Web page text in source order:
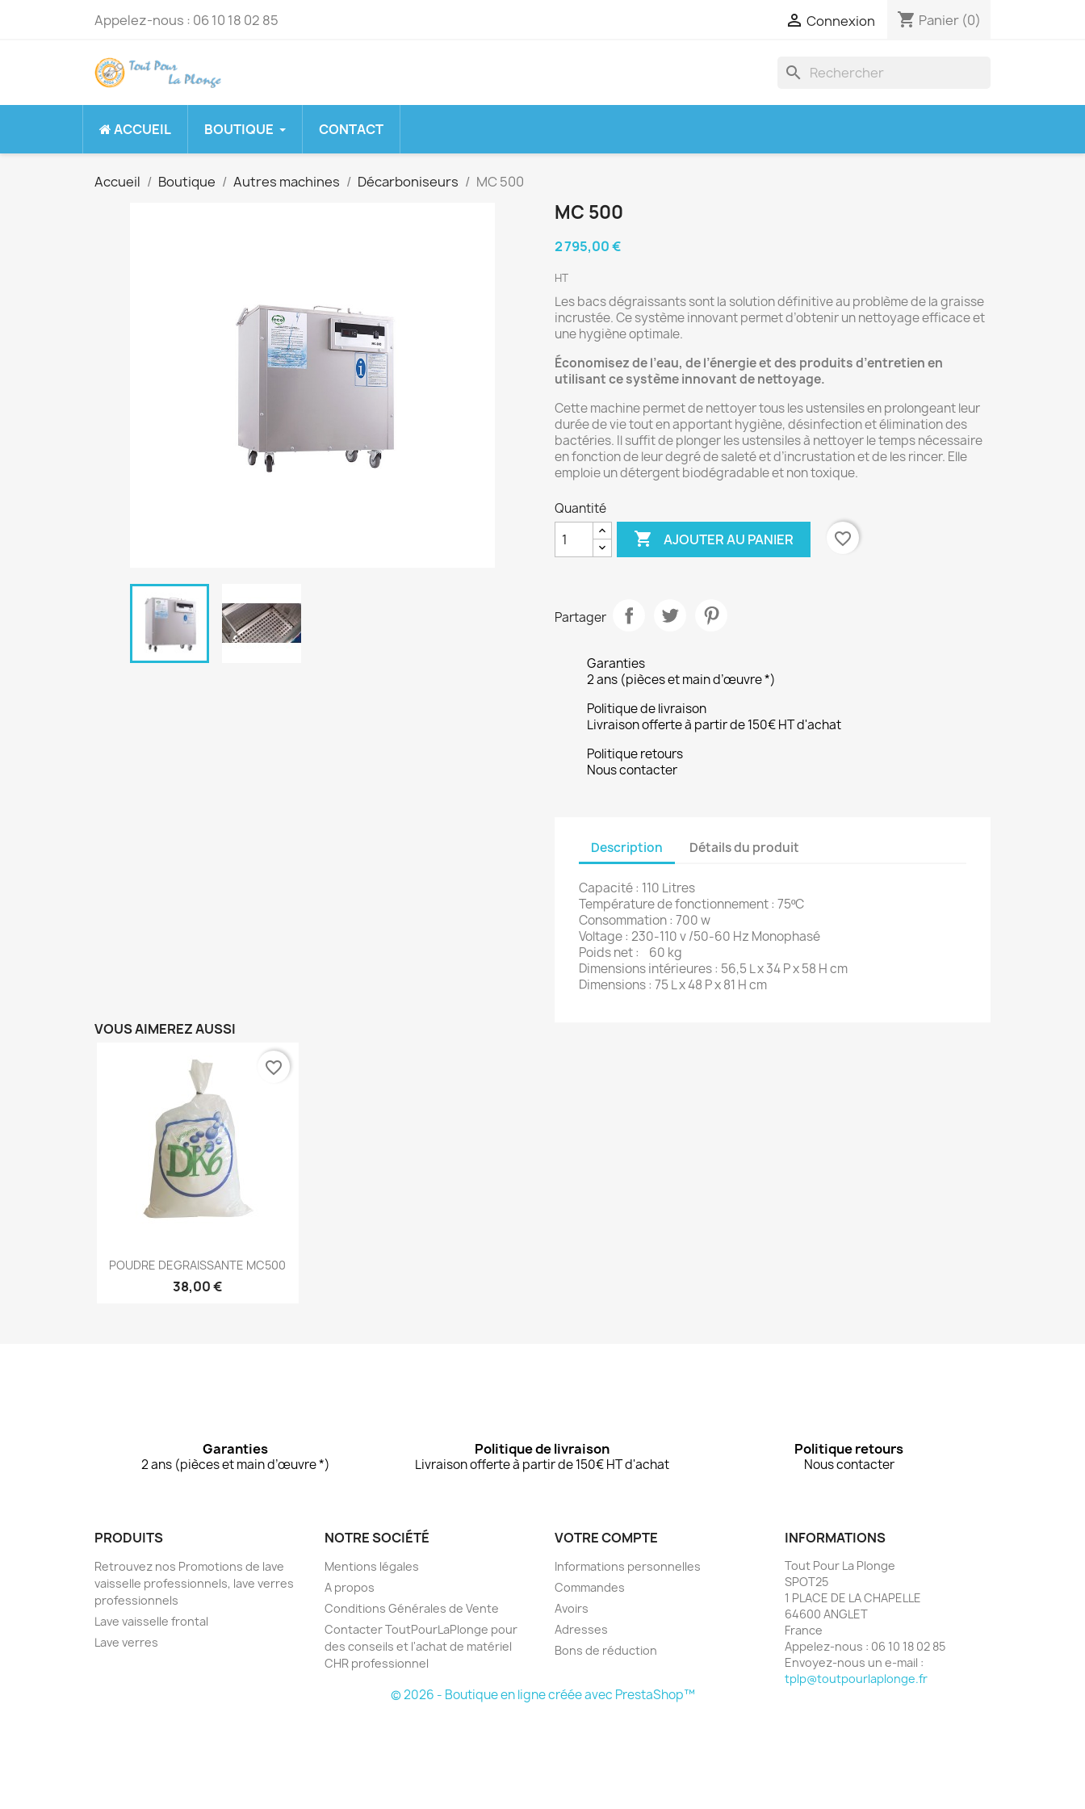
Appelez-nous : 06 10 18 02 85  Connexion shopping_cart Panier (0)
search
ACCUEIL BOUTIQUE CONTACT
Accueil Boutique Autres machines Décarboniseurs MC 500
MC 500
2 795,00 €
HT
Les bacs dégraissants sont la solution définitive au problème de la graisse
incrustée. Ce système innovant permet d’obtenir un nettoyage efficace et
une hygiène optimale.
Économisez de l’eau, de l’énergie et des produits d’entretien en
utilisant ce système innovant de nettoyage.
Cette machine permet de nettoyer tous les ustensiles en prolongeant leur
durée de vie tout en apportant hygiène, désinfection et élimination des
bactéries. Il suffit de plonger les ustensiles à nettoyer le temps nécessaire
en fonction de leur degré de saleté et d’incrustation et de les rincer. Elle
emploie un détergent biodégradable et non toxique.
Quantité
 AJOUTER AU PANIER favorite_border
Partager
Garanties
2 ans (pièces et main d’œuvre *)
Politique de livraison
Livraison offerte à partir de 150€ HT d'achat
Politique retours
Nous contacter
Description Détails du produit
Capacité : 110 Litres
Température de fonctionnement : 75ºC
Consommation : 700 w
Voltage : 230-110 v /50-60 Hz Monophasé
Poids net : 60 kg
Dimensions intérieures : 56,5 L x 34 P x 58 H cm
Dimensions : 75 L x 48 P x 81 H cm
VOUS AIMEREZ AUSSI
Aperçu rapide
POUDRE DEGRAISSANTE MC500
38,00 €
favorite_border
Garanties
2 ans (pièces et main d’œuvre *)
Politique de livraison
Livraison offerte à partir de 150€ HT d'achat
Politique retours
Nous contacter
PRODUITS
Retrouvez nos Promotions de lave
vaisselle professionnels, lave verres
professionnels
Lave vaisselle frontal
Lave verres
NOTRE SOCIÉTÉ
Mentions légales
A propos
Conditions Générales de Vente
Contacter ToutPourLaPlonge pour
des conseils et l'achat de matériel
CHR professionnel
VOTRE COMPTE
Informations personnelles
Commandes
Avoirs
Adresses
Bons de réduction
INFORMATIONS
Tout Pour La Plonge
SPOT25
1 PLACE DE LA CHAPELLE
64600 ANGLET
France
Appelez-nous : 06 10 18 02 85
Envoyez-nous un e-mail :
tplp@toutpourlaplonge.fr
© 2026 - Boutique en ligne créée avec PrestaShop™